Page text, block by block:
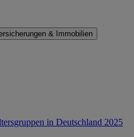
& Immobilien
in Deutschland 2025